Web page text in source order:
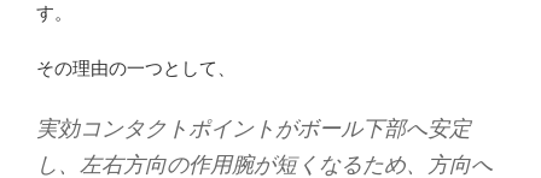
す。
その理由の一つとして、
実効コンタクトポイントがボール下部へ安定
し、左右方向の作用腕が短くなるため、方向へ